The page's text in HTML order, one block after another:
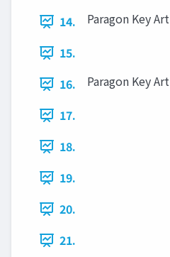
14.
Paragon Key Art
15.
16.
Paragon Key Art
17.
18.
19.
20.
21.